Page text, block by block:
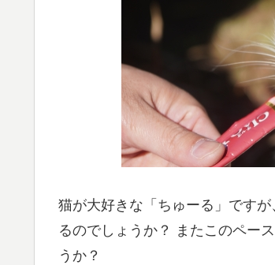
猫が大好きな「ちゅーる」です
るのでしょうか？ またこのペー
うか？